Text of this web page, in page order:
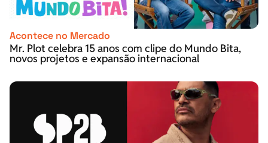
Acontece no Mercado
Mr. Plot celebra 15 anos com clipe do Mundo Bita,
novos projetos e expansão internacional